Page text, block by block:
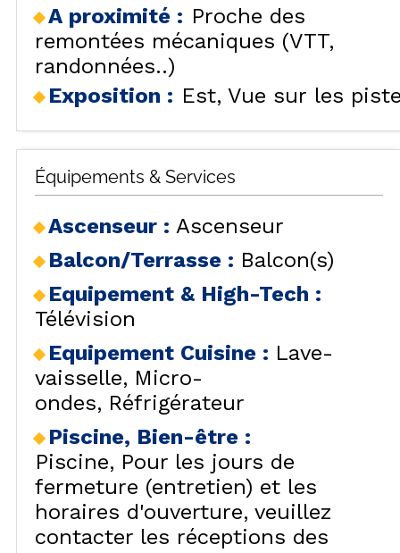
A proximité : Proche des
remontées mécaniques (VTT,
randonnées..)
Exposition : Est Vue sur les
Équipements & Services
Ascenseur : Ascenseur
Balcon/Terrasse : Balcon(s)
Equipement & High-Tech :
Télévision
Equipement Cuisine : Lave-
vaisselle
Micro-
ondes
Réfrigérateur
Piscine, Bien-être :
Piscine
Pour les jours de
fermeture (entretien) et les
horaires d'ouverture, veuillez
contacter les réceptions des